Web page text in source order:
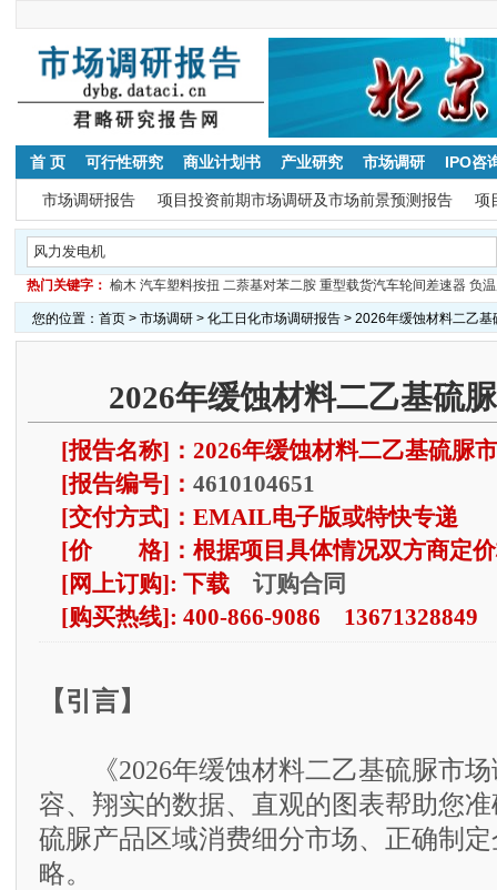
首 页 可行性研究 商业计划书 产业研究 市场调研 IPO咨
市场调研报告 项目投资前期市场调研及市场前景预测报告 项
热门关键字： 榆木 汽车塑料按扭 二萘基对苯二胺 重型载货汽车轮间差速器 负
您的位置： 首页> 市场调研> 化工日化市场调研报告> 2026年缓蚀材料二乙基
2026年缓蚀材料二乙基硫
[报告名称]：2026年缓蚀材料二乙基硫脲
[报告编号]： 4610104651
[交付方式]：EMAIL电子版或特快专递
[价 格]：根据项目具体情况双方商定
[网上订购]: 下载 订购合同
[购买热线]: 400-866-9086 13671328849
【引言】
《2026年缓蚀材料二乙基硫脲市场
容、翔实的数据、直观的图表帮助您
硫脲产品区域消费细分市场、正确制
略。